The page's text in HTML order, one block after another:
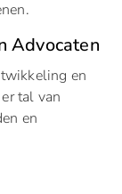
Advocaten
en
tal van
en